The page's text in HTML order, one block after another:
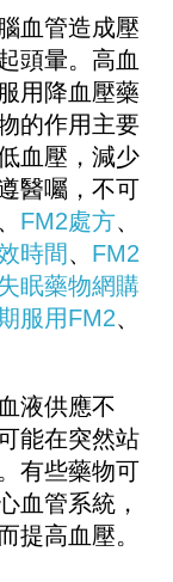
血管造成壓
頭暈。高血
用降血壓藥
的作用主要
血壓，減少
醫囑，不可
、 FM2處方、
時間、 FM2
眠藥物網購
服用FM2、
液供應不
能在突然站
有些藥物可
血管系統，
提高血壓。